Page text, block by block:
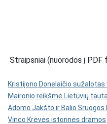
Straipsniai (nuorodos į PDF
Kristijono Donelaičio sužalotas
Maironio reikšmė Lietuvių
Adomo Jakšto ir Balio Sruogos
Vinco Krėvės istorinės dramos